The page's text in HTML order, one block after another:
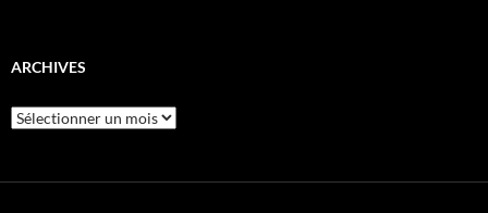
ARCHIVES
Archives